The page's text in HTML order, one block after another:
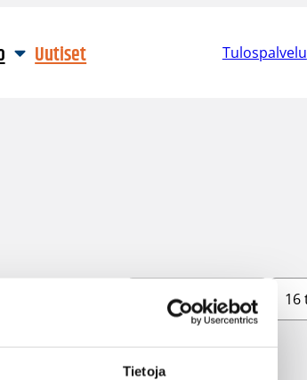
Tietoja
Uutiset Tulospalvelu